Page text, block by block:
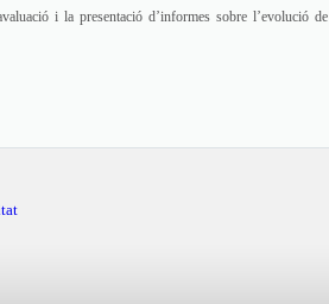
i la presentació d’informes sobre l’evolució de